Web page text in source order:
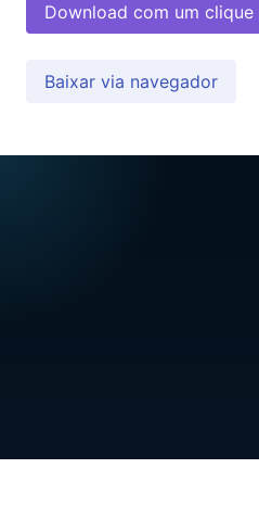
Download com um clique
Baixar via navegador